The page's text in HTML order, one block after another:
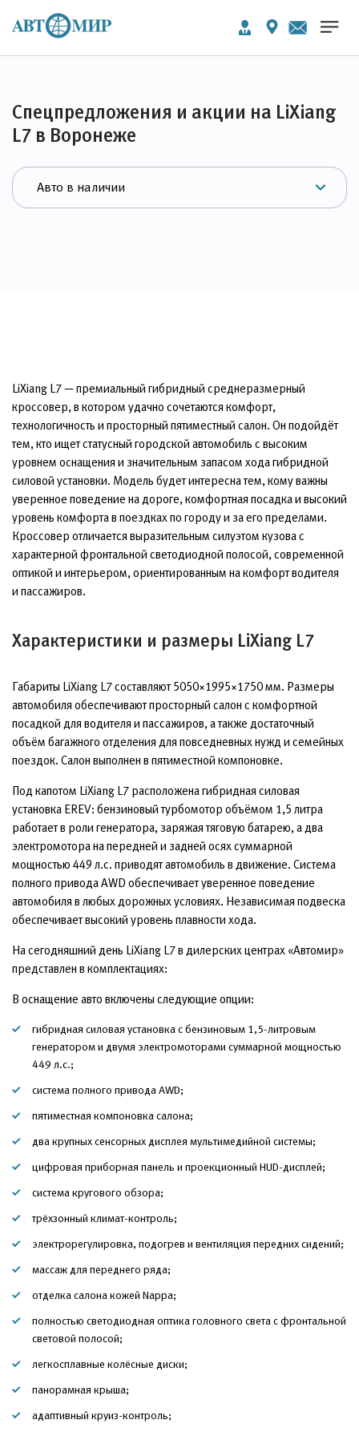
Спецпредложения и акции на LiXiang
L7 в Воронеже
LiXiang L7 — премиальный гибридный среднеразмерный
кроссовер, в котором удачно сочетаются комфорт,
технологичность и просторный пятиместный салон. Он подойдёт
тем, кто ищет статусный городской автомобиль с высоким
уровнем оснащения и значительным запасом хода гибридной
силовой установки. Модель будет интересна тем, кому важны
уверенное поведение на дороге, комфортная посадка и высокий
уровень комфорта в поездках по городу и за его пределами.
Кроссовер отличается выразительным силуэтом кузова с
характерной фронтальной светодиодной полосой, современной
оптикой и интерьером, ориентированным на комфорт водителя
и пассажиров.
Характеристики и размеры LiXiang L7
Габариты LiXiang L7 составляют 5050×1995×1750 мм. Размеры
автомобиля обеспечивают просторный салон с комфортной
посадкой для водителя и пассажиров, а также достаточный
объём багажного отделения для повседневных нужд и семейных
поездок. Салон выполнен в пятиместной компоновке.
Под капотом LiXiang L7 расположена гибридная силовая
установка EREV: бензиновый турбомотор объёмом 1,5 литра
работает в роли генератора, заряжая тяговую батарею, а два
электромотора на передней и задней осях суммарной
мощностью 449 л.с. приводят автомобиль в движение. Система
полного привода AWD обеспечивает уверенное поведение
автомобиля в любых дорожных условиях. Независимая подвеска
обеспечивает высокий уровень плавности хода.
На сегодняшний день LiXiang L7 в дилерских центрах «Автомир»
представлен в комплектациях:
В оснащение авто включены следующие опции:
гибридная силовая установка с бензиновым 1,5-литровым
генератором и двумя электромоторами суммарной мощностью
449 л.с.;
система полного привода AWD;
пятиместная компоновка салона;
два крупных сенсорных дисплея мультимедийной системы;
цифровая приборная панель и проекционный HUD-дисплей;
система кругового обзора;
трёхзонный климат-контроль;
электрорегулировка, подогрев и вентиляция передних сидений;
массаж для переднего ряда;
отделка салона кожей Nappa;
полностью светодиодная оптика головного света с фронтальной
световой полосой;
легкосплавные колёсные диски;
панорамная крыша;
адаптивный круиз-контроль;